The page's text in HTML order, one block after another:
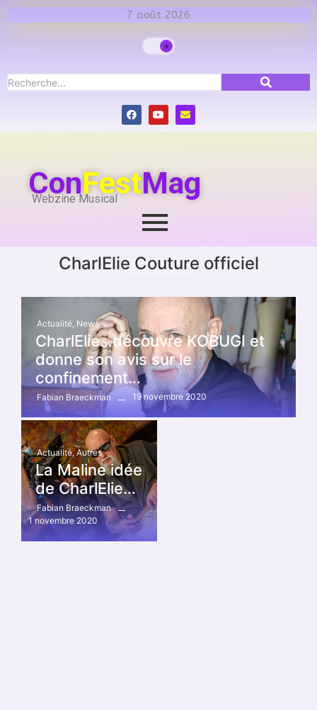
7 août 2026
ConFestMag
Webzine Musical
CharlElie Couture officiel
Actualité, News
CharlElie…découvre KOBUGI et
donne son avis sur le
confinement…
Fabian Braeckman 19 novembre 2020
Actualité, Autres
La Maline idée
de CharlElie…
Fabian Braeckman
1 novembre 2020